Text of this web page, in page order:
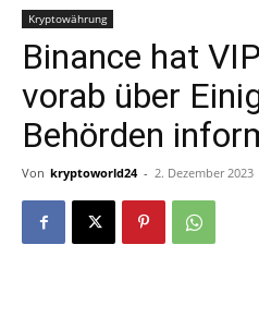
Kryptowährung
Binance hat
vorab über
Behörden
Von kryptoworld24 - 2. Dezember 2023